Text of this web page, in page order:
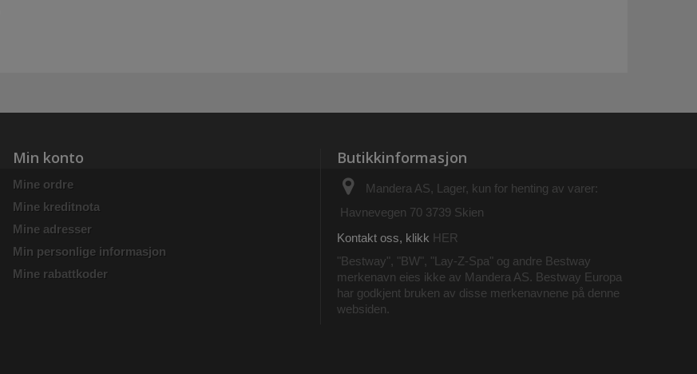
Min konto
Mine ordre
Mine kreditnota
Mine adresser
Min personlige informasjon
Mine rabattkoder
Butikkinformasjon
Mandera AS, Lager, kun for henting av varer:
Havnevegen 70 3739 Skien
Kontakt oss, klikk HER
"Bestway", "BW", "Lay-Z-Spa" og andre Bestway
merkenavn eies ikke av Mandera AS. Bestway Europa
har godkjent bruken av disse merkenavnene på denne
websiden.